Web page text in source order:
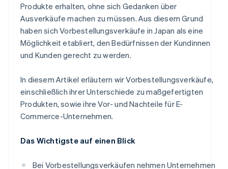
Produkte erhalten, ohne sich Gedanken über
Ausverkäufe machen zu müssen. Aus diesem Grund
haben sich Vorbestellungsverkäufe in Japan als eine
Möglichkeit etabliert, den Bedürfnissen der Kundinnen
und Kunden gerecht zu werden.
In diesem Artikel erläutern wir Vorbestellungsverkäufe,
einschließlich ihrer Unterschiede zu maßgefertigten
Produkten, sowie ihre Vor- und Nachteile für E-
Commerce-Unternehmen.
Das Wichtigste auf einen Blick
Bei Vorbestellungsverkäufen nehmen Unternehmen